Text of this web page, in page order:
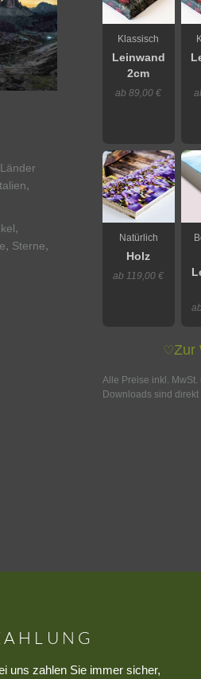
Länder
,
,
, Sterne,
Klassisch
Leinwand
2cm
ab 89,00 €
Natürlich
Holz
ab 119,00 €
♡Zur
Alle Preise inkl.
Downloads sind
uns zahlen Sie immer sicher,